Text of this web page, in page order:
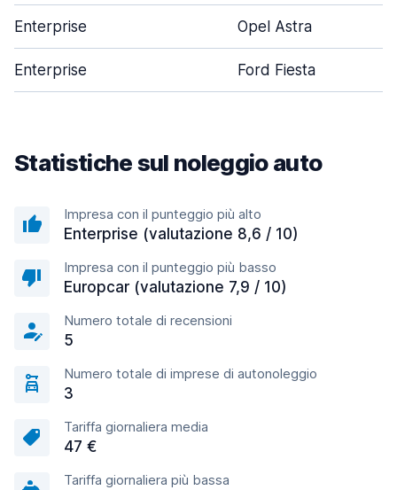
Enterprise Opel Astra
Enterprise Ford Fiesta
Statistiche sul noleggio auto
Impresa con il punteggio più alto
Enterprise (valutazione 8,6 / 10)
Impresa con il punteggio più basso
Europcar (valutazione 7,9 / 10)
Numero totale di recensioni
5
Numero totale di imprese di autonoleggio
3
Tariffa giornaliera media
47 €
Tariffa giornaliera più bassa